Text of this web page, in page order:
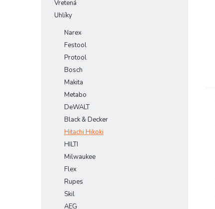
Vretená
Uhlíky
Narex
Festool
Protool
Bosch
Makita
Metabo
DeWALT
Black & Decker
Hitachi Hikoki
HILTI
Milwaukee
Flex
Rupes
Skil
AEG